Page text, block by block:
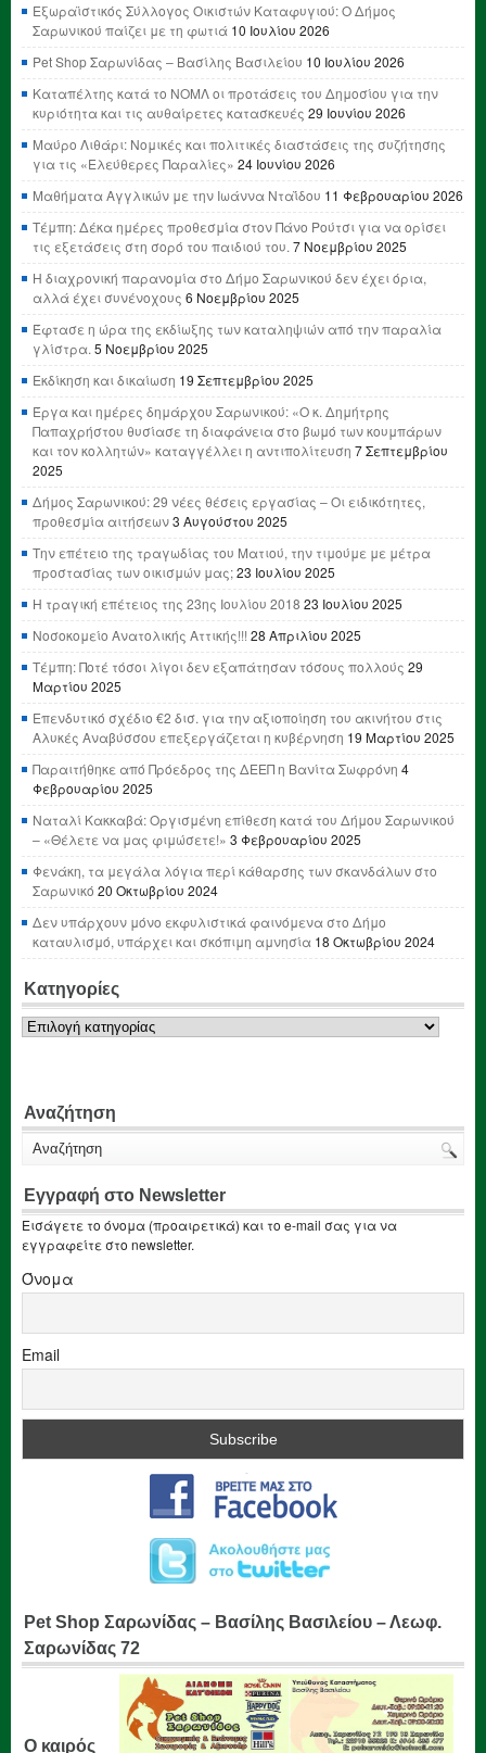
Εξωραϊστικός Σύλλογος Οικιστών Καταφυγιού: Ο Δήμος
Σαρωνικού παίζει με τη φωτιά 10 Ιουλίου 2026
Pet Shop Σαρωνίδας – Βασίλης Βασιλείου 10 Ιουλίου 2026
Καταπέλτης κατά το ΝΟΜΛ οι προτάσεις του Δημοσίου για την
κυριότητα και τις αυθαίρετες κατασκευές 29 Ιουνίου 2026
Μαύρο Λιθάρι: Νομικές και πολιτικές διαστάσεις της συζήτησης
για τις «Ελεύθερες Παραλίες» 24 Ιουνίου 2026
Μαθήματα Αγγλικών με την Ιωάννα Νταΐδου 11 Φεβρουαρίου 2026
Τέμπη: Δέκα ημέρες προθεσμία στον Πάνο Ρούτσι για να ορίσει
τις εξετάσεις στη σορό του παιδιού του. 7 Νοεμβρίου 2025
Η διαχρονική παρανομία στο Δήμο Σαρωνικού δεν έχει όρια,
αλλά έχει συνένοχους 6 Νοεμβρίου 2025
Έφτασε η ώρα της εκδίωξης των καταληψιών από την παραλία
γλίστρα. 5 Νοεμβρίου 2025
Εκδίκηση και δικαίωση 19 Σεπτεμβρίου 2025
Έργα και ημέρες δημάρχου Σαρωνικού: «Ο κ. Δημήτρης
Παπαχρήστου θυσίασε τη διαφάνεια στο βωμό των κουμπάρων
και τον κολλητών» καταγγέλλει η αντιπολίτευση 7 Σεπτεμβρίου
2025
Δήμος Σαρωνικού: 29 νέες θέσεις εργασίας – Οι ειδικότητες,
προθεσμία αιτήσεων3 Αυγούστου 2025
Την επέτειο της τραγωδίας του Ματιού, την τιμούμε με μέτρα
προστασίας των οικισμών μας;23 Ιουλίου 2025
Η τραγική επέτειος της 23ης Ιουλίου 2018 23 Ιουλίου 2025
Νοσοκομείο Ανατολικής Αττικής!!! 28 Απριλίου 2025
Τέμπη: Ποτέ τόσοι λίγοι δεν εξαπάτησαν τόσους πολλούς 29
Μαρτίου 2025
Επενδυτικό σχέδιο €2 δισ. για την αξιοποίηση του ακινήτου στις
Αλυκές Αναβύσσου επεξεργάζεται η κυβέρνηση 19 Μαρτίου 2025
Παραιτήθηκε από Πρόεδρος της ΔΕΕΠ η Βανίτα Σωφρόνη 4
Φεβρουαρίου 2025
Ναταλί Κακκαβά: Οργισμένη επίθεση κατά του Δήμου Σαρωνικού
– «Θέλετε να μας φιμώσετε!» 3 Φεβρουαρίου 2025
Φενάκη, τα μεγάλα λόγια περί κάθαρσης των σκανδάλων στο
Σαρωνικό 20 Οκτωβρίου 2024
Δεν υπάρχουν μόνο εκφυλιστικά φαινόμενα στο Δήμο
καταυλισμό, υπάρχει και σκόπιμη αμνησία 18 Οκτωβρίου 2024
Κατηγορίες
Κατηγορίες
Αναζήτηση
Εγγραφή στο Newsletter
Εισάγετε το όνομα (προαιρετικά) και το e-mail σας για να
εγγραφείτε στο newsletter.
Όνομα
Email
Pet Shop Σαρωνίδας – Βασίλης Βασιλείου – Λεωφ.
Σαρωνίδας 72
Ο καιρός